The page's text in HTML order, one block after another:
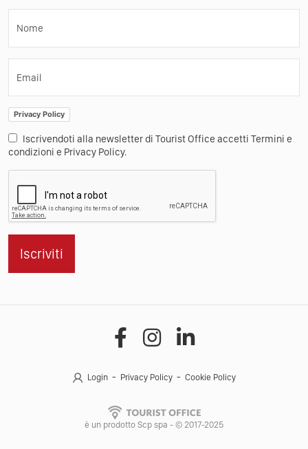
Iscriviti alla Newsletter
Privacy Policy
condizioni e Privacy Policy.
Iscriviti